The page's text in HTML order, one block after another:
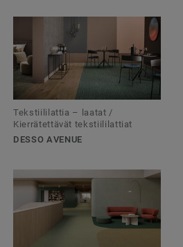
Tekstiililattia – laatat /
Kierrätettävät tekstiililattiat
DESSO AVENUE